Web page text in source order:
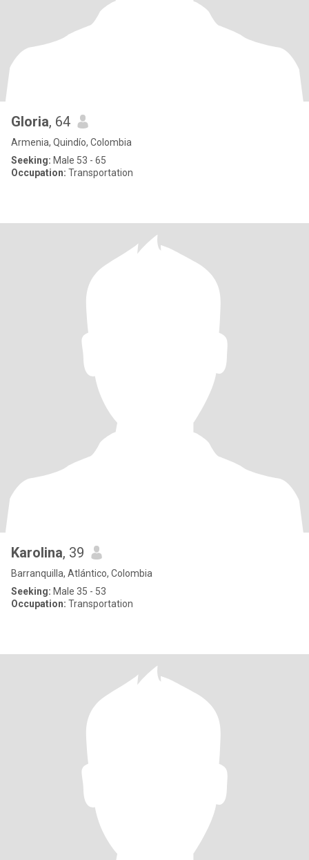
Gloria, 64
Armenia, Quindío, Colombia
Seeking: Male 53 - 65
Occupation: Transportation
Karolina, 39
Barranquilla, Atlántico, Colombia
Seeking: Male 35 - 53
Occupation: Transportation